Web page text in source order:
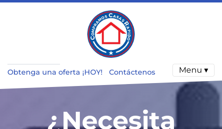
Obtenga una oferta ¡HOY! Contáctenos Menu ▾
¿Necesita